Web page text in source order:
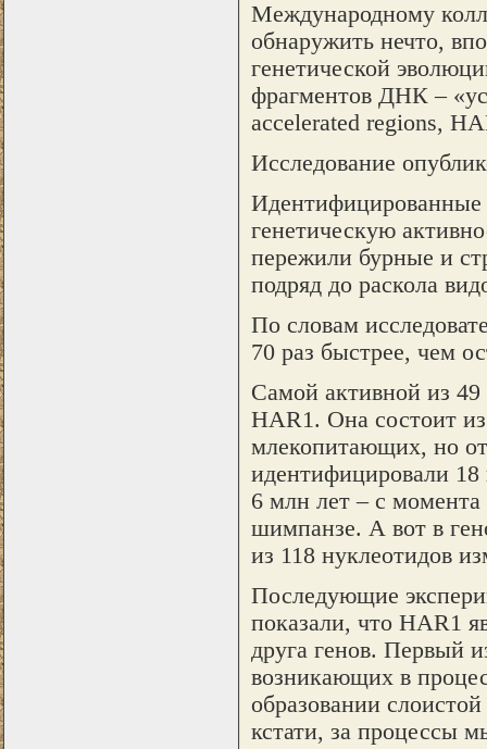
Международному
обнаружить нечто,
генетической
фрагментов ДНК –
accelerated regions,
Исследование
генетическую
пережили бурные и
подряд до раскола
По словам
70 раз быстрее, чем
Самой активной из
HAR1. Она состоит
млекопитающих, но
идентифицировали 18
6 млн лет – с момента
шимпанзе. А вот в
из 118 нуклеотидов
Последующие
показали, что HAR1
друга генов. Первый
возникающих в
образовании
кстати, за процессы